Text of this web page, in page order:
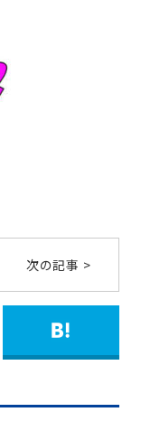
次の記事 >